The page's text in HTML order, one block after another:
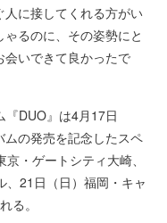
に接してくれる方がい
るのに、その姿勢にと
いできて良かったで
『DUO』は4月17日
ムの発売を記念したスペ
・ゲートシティ大崎、
21日（日）福岡・キャ
る。